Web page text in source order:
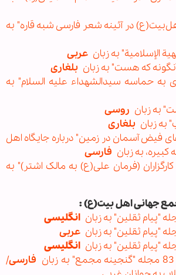
در آئینه شعر فارسی شبه قاره" به
الإسلامیة" به زبان عربی
که هست" به زبان بلغاری
به حماسه سیدالشهداء علیه السلام" به
به زبان روسی
به زبان بلغاری
فیض آسمان در زمین" درباره جایگاه اهل
به زبان فارسی
(فرمان علی(ع) به مالک اشتر)" به
جهانی اهل بیت(ع) :
انگلیسی
عربی
انگلیسی
فارسی/